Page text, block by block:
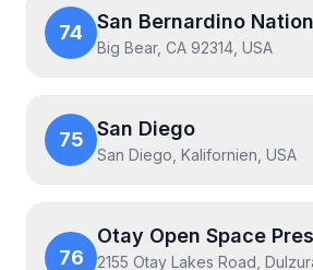
74 San Bernardino
Big Bear, CA 92314, USA
75 San Diego
San Diego, Kalifornien, USA
76
Otay Open Space
2155 Otay Lakes Road,